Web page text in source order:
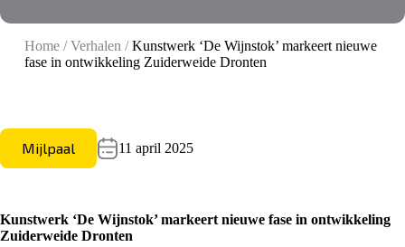
Home/Verhalen /Kunstwerk ‘De Wijnstok’ markeert nieuwe
fase in ontwikkeling Zuiderweide Dronten
Mijlpaal 11 april 2025
Kunstwerk ‘De Wijnstok’ markeert nieuwe fase in ontwikkeling
Zuiderweide Dronten